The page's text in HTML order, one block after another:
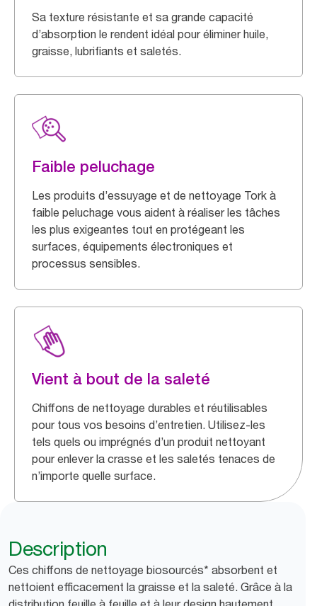
Sa texture résistante et sa grande capacité
d’absorption le rendent idéal pour éliminer huile,
graisse, lubrifiants et saletés.
Faible peluchage
Les produits d’essuyage et de nettoyage Tork à
faible peluchage vous aident à réaliser les tâches
les plus exigeantes tout en protégeant les
surfaces, équipements électroniques et
processus sensibles.
Vient à bout de la saleté
Chiffons de nettoyage durables et réutilisables
pour tous vos besoins d’entretien. Utilisez-les
tels quels ou imprégnés d’un produit nettoyant
pour enlever la crasse et les saletés tenaces de
n’importe quelle surface.
Description
Ces chiffons de nettoyage biosourcés* absorbent et
nettoient efficacement la graisse et la saleté. Grâce à la